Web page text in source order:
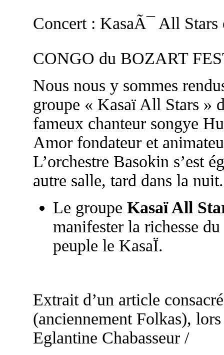
Concert : KasaÃ¯ All Stars
CONGO du BOZART
Nous nous y sommes
groupe « Kasaï All Stars »
fameux chanteur songye
Amor fondateur et
L’orchestre Basokin s’est
autre salle, tard dans la nuit.
Le groupe Kasaï All
manifester la richesse
peuple le KasaÏ.
Extrait d’un article
(anciennement Folkas),
Eglantine Chabasseur /